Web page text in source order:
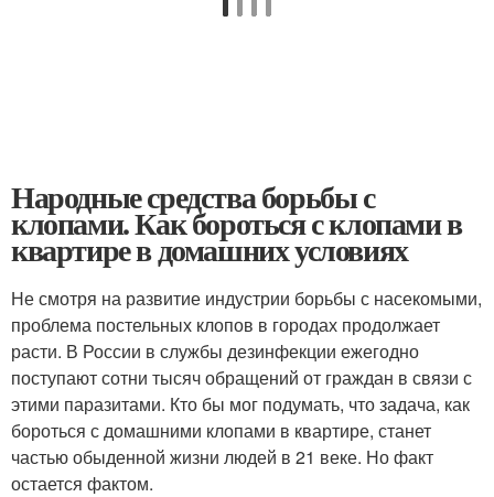
Народные средства борьбы с
клопами. Как бороться с клопами в
квартире в домашних условиях
Не смотря на развитие индустрии борьбы с насекомыми,
проблема постельных клопов в городах продолжает
расти. В России в службы дезинфекции ежегодно
поступают сотни тысяч обращений от граждан в связи с
этими паразитами. Кто бы мог подумать, что задача, как
бороться с домашними клопами в квартире, станет
частью обыденной жизни людей в 21 веке. Но факт
остается фактом.